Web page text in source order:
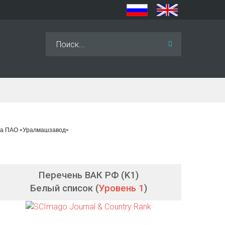
ПАО «Уралмашзавод»
Перечень ВАК РФ (K1)
Белый список (Уровень 1)